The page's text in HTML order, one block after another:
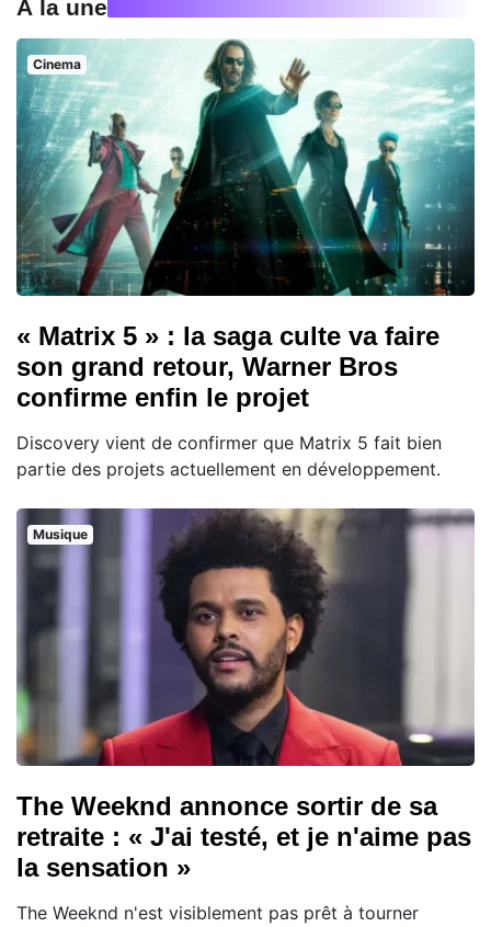
À la une
Cinema
« Matrix 5 » : la saga culte va faire
son grand retour, Warner Bros
confirme enfin le projet
Discovery vient de confirmer que Matrix 5 fait bien
partie des projets actuellement en développement.
Musique
The Weeknd annonce sortir de sa
retraite : « J'ai testé, et je n'aime pas
la sensation »
The Weeknd n'est visiblement pas prêt à tourner